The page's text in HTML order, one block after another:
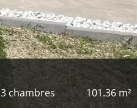
3 chambres 101.36 m²